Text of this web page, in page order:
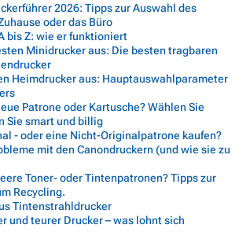
2026: Tipps zur Auswahl des
oder das Büro
bis Z: wie er funktioniert
Minidrucker aus: Die besten tragbaren
Heimdrucker aus: Hauptauswahlparameter
Patrone oder Kartusche? Wählen Sie
Sie smart und billig
- oder eine Nicht-Originalpatrone kaufen?
mit den Canondruckern (und wie sie zu
Toner- oder Tintenpatronen? Tipps zur
Recycling.
Tintenstrahldrucker
und teurer Drucker – was lohnt sich